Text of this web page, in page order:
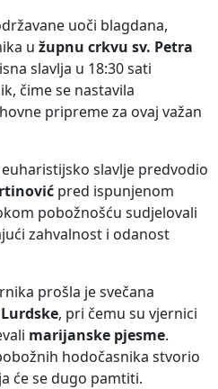
uoči blagdana,
u župnu crkvu sv. Petra
slavlja u 18:30 sati
čime se nastavila
pripreme za ovaj važan
slavlje predvodio
pred ispunjenom
pobožnošću sudjelovali
zahvalnost i odanost
prošla je svečana
, pri čemu su vjernici
marijanske pjesme.
hodočasnika stvorio
će se dugo pamtiti.